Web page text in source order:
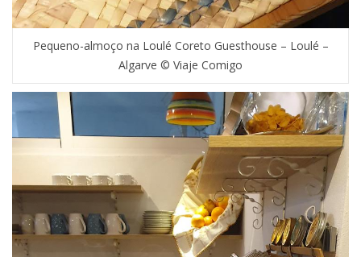
Pequeno-almoço na Loulé Coreto Guesthouse – Loulé –
Algarve © Viaje Comigo